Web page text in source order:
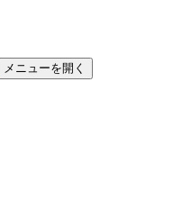
メニューを開く